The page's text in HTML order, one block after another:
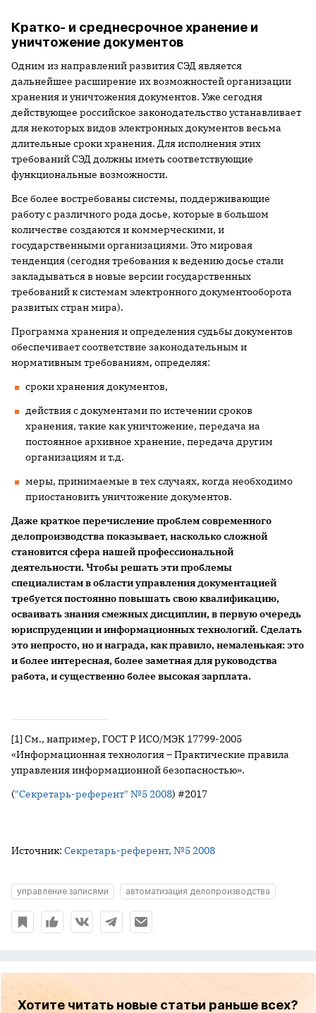
Кратко- и среднесрочное хранение и
уничтожение документов
Одним из направлений развития СЭД является
дальнейшее расширение их возможностей организации
хранения и уничтожения документов. Уже сегодня
действующее российское законодательство устанавливает
для некоторых видов электронных документов весьма
длительные сроки хранения. Для исполнения этих
требований СЭД должны иметь соответствующие
функциональные возможности.
Все более востребованы системы, поддерживающие
работу с различного рода досье, которые в большом
количестве создаются и коммерческими, и
государственными организациями. Это мировая
тенденция (сегодня требования к ведению досье стали
закладываться в новые версии государственных
требований к системам электронного документооборота
развитых стран мира).
Программа хранения и определения судьбы документов
обеспечивает соответствие законодательным и
нормативным требованиям, определяя:
сроки хранения документов,
действия с документами по истечении сроков
хранения, такие как уничтожение, передача на
постоянное архивное хранение, передача другим
организациям и т.д.
меры, принимаемые в тех случаях, когда необходимо
приостановить уничтожение документов.
Даже краткое перечисление проблем современного
делопроизводства показывает, насколько сложной
становится сфера нашей профессиональной
деятельности. Чтобы решать эти проблемы
специалистам в области управления документацией
требуется постоянно повышать свою квалификацию,
осваивать знания смежных дисциплин, в первую очередь
юриспруденции и информационных технологий. Сделать
это непросто, но и награда, как правило, немаленькая: это
и более интересная, более заметная для руководства
работа, и существенно более высокая зарплата.
[1]См., например, ГОСТ Р ИСО/МЭК 17799-2005
«Информационная технология – Практические правила
управления информационной безопасностью».
("Секретарь-референт" №5 2008) #2017
Источник: Секретарь-референт, №5 2008
управление записями автоматизация делопроизводства
Хотите читать новые статьи раньше всех?